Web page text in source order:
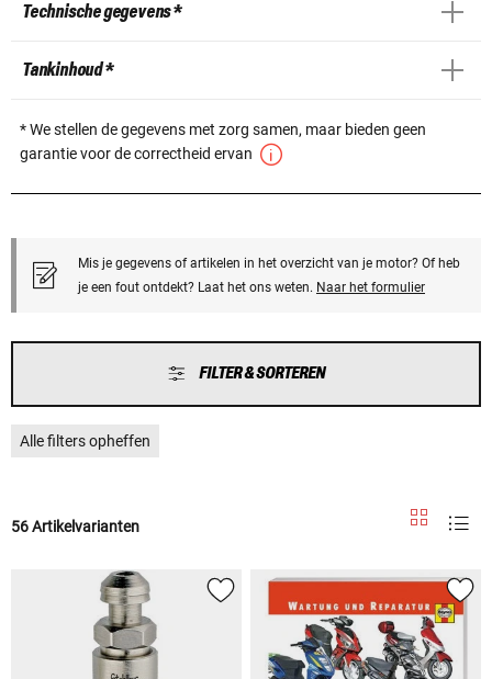
Technische gegevens *
Tankinhoud *
* We stellen de gegevens met zorg samen, maar bieden geen
garantie voor de correctheid ervan
Mis je gegevens of artikelen in het overzicht van je motor? Of heb
je een fout ontdekt? Laat het ons weten. Naar het formulier
FILTER & SORTEREN
Alle filters opheffen
56 Artikelvarianten